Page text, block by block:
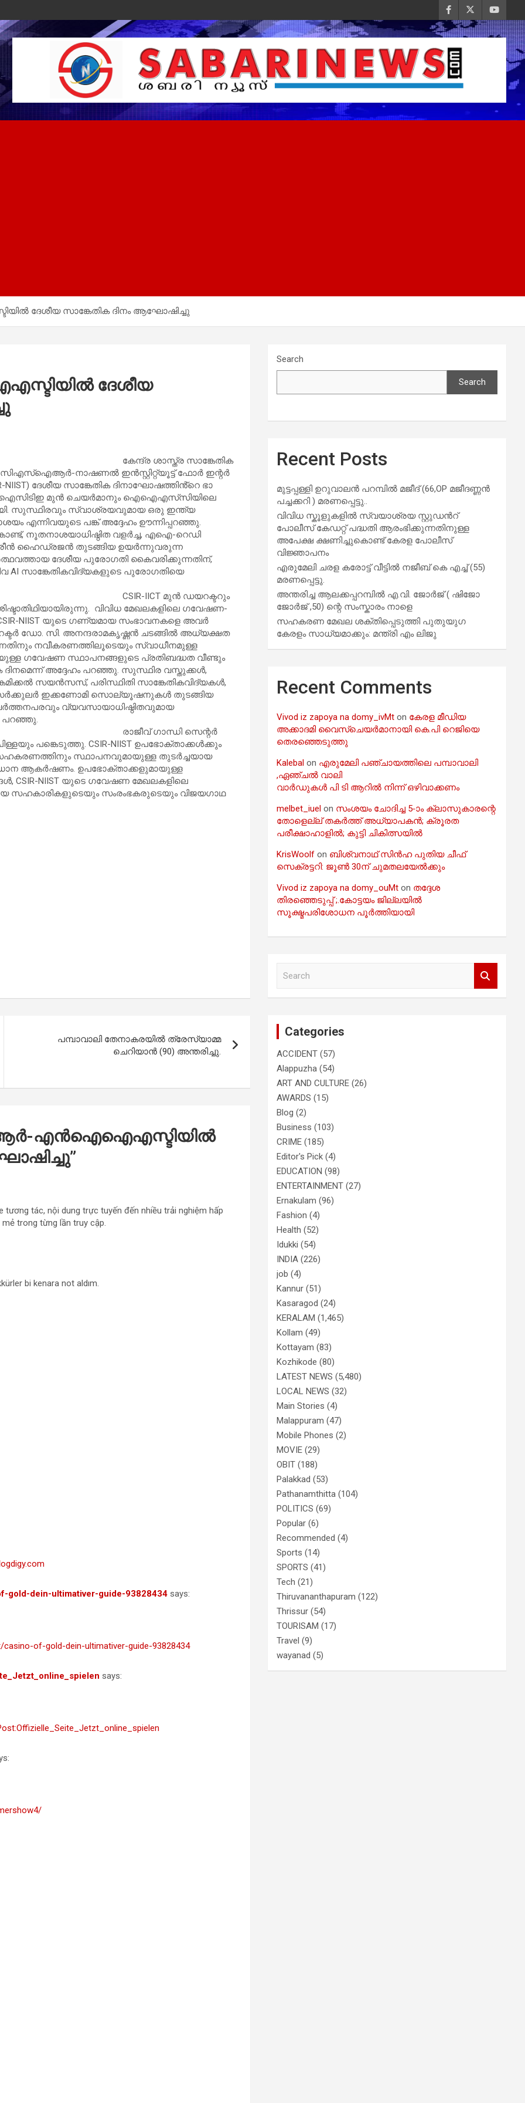
സാങ്കേതിക ദിനം ആഘോഷിച്ചു
ദേശീയ
കേന്ദ്ര ശാസ്ത്ര സാങ്കേതിക
സിഎസ്ഐആർ-നാഷണൽ ഇൻസ്റ്റിറ്റ്യൂട്ട് ഫോർ ഇന്റർ
ദേശീയ സാങ്കേതിക ദിനാഘോഷത്തിൻ്റെ ഭാ​
എ‌ഐ‌സി‌ടി‌ഇ മുൻ ചെയർമാനും ഐ‌ഐ‌എസ്‌സിയിലെ
സുസ്ഥിരവും സ്വാശ്രയവുമായ ഒരു ഇന്ത്യ
എന്നിവയുടെ പങ്ക് അദ്ദേഹം ഊന്നിപ്പറഞ്ഞു.
നൂതനാശയാധിഷ്ഠിത വളർച്ച, എഐ-റെഡി
ഹൈഡ്രജൻ തുടങ്ങിയ ഉയർന്നുവരുന്ന
ദേശീയ പുരോഗതി കൈവരിക്കുന്നതിന്,
AI സാങ്കേതികവിദ്യകളുടെ പുരോഗതിയെ
CSIR-IICT മുൻ ഡയറക്ടറും
വിവിധ മേഖലകളിലെ ഗവേഷണ-
NIIST യുടെ ഗണ്യമായ സംഭാവനകളെ അവർ
ഡോ. സി. അനന്ദരാമകൃഷ്ണൻ ചടങ്ങിൽ അധ്യക്ഷത
നവീകരണത്തിലൂടെയും സ്വാധീനമുള്ള
ഗവേഷണ സ്ഥാപനങ്ങളുടെ പ്രതിബദ്ധത വീണ്ടും
ദിനമെന്ന് അദ്ദേഹം പറഞ്ഞു. സുസ്ഥിര വസ്തുക്കൾ,
സയൻസസ്, പരിസ്ഥിതി സാങ്കേതികവിദ്യകൾ,
ഇക്കണോമി സൊല്യൂഷനുകൾ തുടങ്ങിയ
വ്യവസായാധിഷ്ഠിതവുമായ
പറഞ്ഞു.
രാജീവ് ഗാന്ധി സെന്റർ
പങ്കെടുത്തു. CSIR-NIIST ഉപഭോക്താക്കൾക്കും
സ്ഥാപനവുമായുള്ള തുടർച്ചയായ
ആകർഷണം. ഉപഭോക്താക്കളുമായുള്ള
NIIST യുടെ ഗവേഷണ മേഖലകളിലെ
സംരംഭകരുടെയും വിജയഗാഥ
പമ്പാവാലി തേനാകരയിൽ ത്രേസ്യാമ്മ
ചെറിയാൻ (90) അന്തരിച്ചു.
എൻഐഐഎസ്ടിയിൽ
”
tương tác, nội dung trực tuyến đến nhiều trải nghiệm hấp
trong từng lần truy cập.
bi kenara not aldım.
gold-dein-ultimativer-guide-93828434 says:
casino-of-gold-dein-ultimativer-guide-93828434
says:
Search
Search
Recent Posts
മുട്ടപ്പള്ളി ഉറുവാലൻ പറമ്പിൽ മജീദ് (66,OP മജീദണ്ണൻ
പച്ചക്കറി ) മരണപ്പെട്ടു..
വിവിധ സ്കൂളുകളില്‍ സ്വയാശ്രയ സ്റ്റുഡന്‍റ്
പോലീസ് കേഡറ്റ് പദ്ധതി ആരംഭിക്കുന്നതിനുള്ള
അപേക്ഷ ക്ഷണിച്ചുകൊണ്ട് കേരള പോലീസ്
വിജ്ഞാപനം
എരുമേലി ചരള കരോട്ട് വീട്ടിൽ നജീബ് കെ എച്ച് (55)
മരണപ്പെട്ടു.
അന്തരിച്ച ആ​ല​ക്ക​പ്പ​റമ്പിൽ​ എ.​വി. ജോ​ർ​ജ് ( ഷിജോ
ജോർജ് ,50) ന്റെ സംസ്കാരം നാളെ
സഹകരണ മേഖല ശക്തിപ്പെടുത്തി പുതുയുഗ
കേരളം സാധ്യമാക്കും: മന്ത്രി എം ലിജു
Recent Comments
Vivod iz zapoya na domy_ivMt on കേരള മീഡിയ
അക്കാദമി വൈസ്ചെയർമാനായി കെ.പി റെജിയെ
തെരഞ്ഞെടുത്തു
Kalebal on എരുമേലി പഞ്ചായത്തിലെ പമ്പാവാലി
,ഏഞ്ചൽ വാലി
വാർഡുകൾ പി ടി ആറിൽ നിന്ന് ഒഴിവാക്കണം
melbet_iuel on സംശയം ചോദിച്ച 5-ാം ക്ലാസുകാരന്റെ
തോളെല്ല് തകർത്ത് അധ്യാപകൻ; ക്രൂരത
പരീക്ഷാഹാളിൽ; കുട്ടി ചികിത്സയിൽ
KrisWoolf on ബിശ്വനാഥ് സിൻഹ പുതിയ ചീഫ്
സെക്രട്ടറി: ജൂൺ 30ന് ചുമതലയേൽക്കും
Vivod iz zapoya na domy_ouMt on തദ്ദേശ
തിരഞ്ഞെടുപ്പ് ;.കോട്ടയം ജില്ലയിൽ
സൂക്ഷ്മപരിശോധന പൂർത്തിയായി
Categories
ACCIDENT (57)
Alappuzha (54)
ART AND CULTURE (26)
AWARDS (15)
Blog (2)
Business (103)
CRIME (185)
Editor's Pick (4)
EDUCATION (98)
ENTERTAINMENT (27)
Ernakulam (96)
Fashion (4)
Health (52)
Idukki (54)
INDIA (226)
job (4)
Kannur (51)
Kasaragod (24)
KERALAM (1,465)
Kollam (49)
Kottayam (83)
Kozhikode (80)
LATEST NEWS (5,480)
LOCAL NEWS (32)
Main Stories (4)
Malappuram (47)
Mobile Phones (2)
MOVIE (29)
OBIT (188)
Palakkad (53)
Pathanamthitta (104)
POLITICS (69)
Popular (6)
Recommended (4)
Sports (14)
SPORTS (41)
Tech (21)
Thiruvananthapuram (122)
Thrissur (54)
TOURISAM (17)
Travel (9)
wayanad (5)